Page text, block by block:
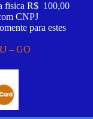
fisica R$ 100,00
CNPJ
para estes
– GO